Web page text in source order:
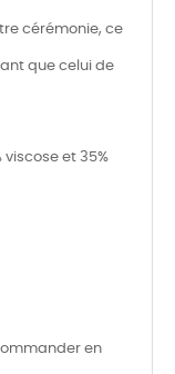
cérémonie, ce
que celui de
et 35%
en